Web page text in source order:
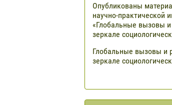
Опубликованы
научно-практической
«Глобальные вызовы
зеркале
Глобальные вызовы и
зеркале